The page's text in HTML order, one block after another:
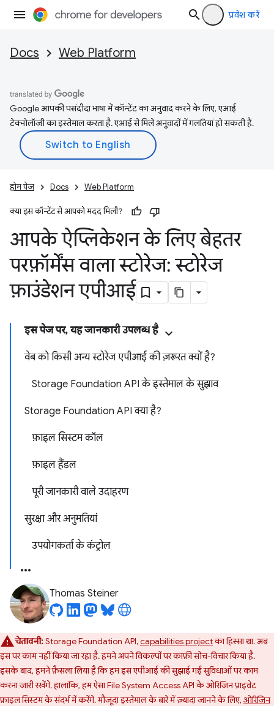
प्रवेश करें
Docs Web Platform
Google आपकी पसंदीदा भाषा में कॉन्टेंट का अनुवाद करने के लिए, एआई
टेक्नोलॉजी का इस्तेमाल करता है. एआई से मिले अनुवादों में गलतियां हो सकती हैं.
होम पेज Docs Web Platform
क्या इस कॉन्टेंट से आपको मदद मिली?
आपके ऐप्लिकेशन के लिए बेहतर
परफ़ॉर्मेंस वाला स्टोरेज: स्टोरेज
फ़ाउंडेशन एपीआई
इस पेज पर, यह जानकारी उपलब्ध है
वेब को किसी अन्य स्टोरेज एपीआई की ज़रूरत क्यों है?
Storage Foundation API के इस्तेमाल के सुझाव
Storage Foundation API क्या है?
फ़ाइल सिस्टम कॉल
फ़ाइल हैंडल
पूरी जानकारी वाले उदाहरण
सुरक्षा और अनुमतियां
उपयोगकर्ता के कंट्रोल
Thomas Steiner
चेतावनी:Storage Foundation API,capabilities projectका हिस्सा था. अब
इस पर काम नहीं किया जा रहा है. हमने अपने विकल्पों पर काफ़ी सोच-विचार किया है.
इसके बाद, हमने फ़ैसला लिया है कि हम इस एपीआई की सुझाई गई सुविधाओं पर काम
करना जारी रखेंगे. हालांकि, हम ऐसा File System Access API के ओरिजिन प्राइवेट
फ़ाइल सिस्टम के संदर्भ में करेंगे. मौजूदा इस्तेमाल के बारे में ज़्यादा जानने के लिए, ओरिजिन